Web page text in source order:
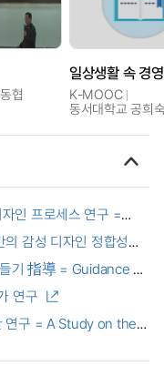
협
일상생활 속 경
K-MOOC
동서대학교 공희
인 프로세스 연구 =
Service Design for
감성 디자인 정합성과
로 = A Study on the
Design of
Space in
Case
기 指導 = Guidance of
of Diverse
연구
연구 = A Study on the